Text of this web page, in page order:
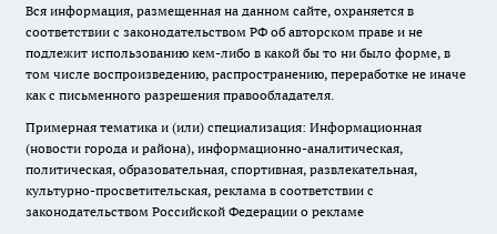
Вся информация, размещенная на данном сайте, охраняется в
соответствии с законодательством РФ об авторском праве и не
подлежит использованию кем-либо в какой бы то ни было форме, в
том числе воспроизведению, распространению, переработке не иначе
как с письменного разрешения правообладателя.
Примерная тематика и (или) специализация: Информационная
(новости города и района), информационно-аналитическая,
политическая, образовательная, спортивная, развлекательная,
культурно-просветительская, реклама в соответствии с
законодательством Российской Федерации о рекламе